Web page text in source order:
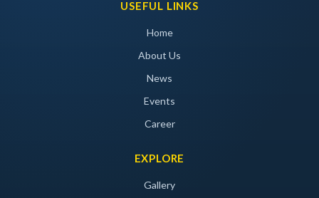
USEFUL LINKS
Home
About Us
News
Events
Career
EXPLORE
Gallery